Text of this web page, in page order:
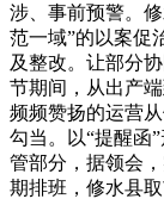
涉、事前预警。
范一域”的以案促
及整改。让部分
节期间，从出产
频频赞扬的运营
勾当。以“提醒函
管部分，据领会
期排班，修水县